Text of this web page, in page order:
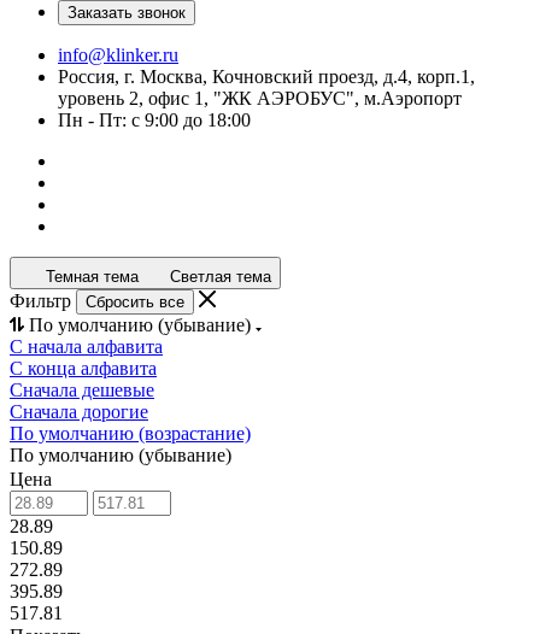
Заказать звонок
info@klinker.ru
Россия, г. Москва, Кочновский проезд, д.4, корп.1,
уровень 2, офис 1, "ЖК АЭРОБУС", м.Аэропорт
Пн - Пт: с 9:00 до 18:00
Темная тема Светлая тема
Фильтр Сбросить все
По умолчанию (убывание)
С начала алфавита
С конца алфавита
Сначала дешевые
Сначала дорогие
По умолчанию (возрастание)
По умолчанию (убывание)
Цена
28.89
150.89
272.89
395.89
517.81